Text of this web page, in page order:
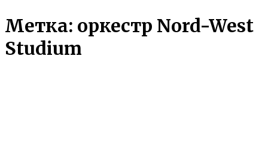
Метка: оркестр Nord-West
Studium